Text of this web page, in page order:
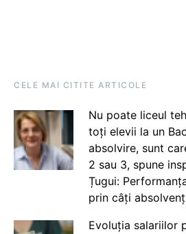
CELE MAI CITITE ARTICOLE
Nu poate liceul
toți elevii la un
absolvire, sunt
2 sau 3, spune
Țugui:
prin câți
Evoluția salariilor